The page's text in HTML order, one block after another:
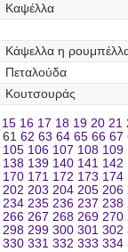
Καψέλλα
Κάψελλα η
Πεταλούδα
Κουτσουράς
15 16 17 18 19 20 21
61 62 63 64 65 66 67
105 106 107 108 109
138 139 140 141 142
170 171 172 173 174
202 203 204 205 206
234 235 236 237 238
266 267 268 269 270
298 299 300 301 302
330 331 332 333 334